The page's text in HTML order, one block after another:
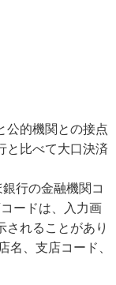
公的機関との接点
と比べて大口決済
行の金融機関コ
ードは、入力画
されることがあり
名、支店コード、